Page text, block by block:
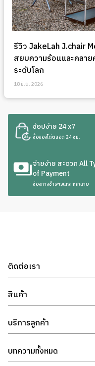
รีวิว JakeLah J.chair
สยบความร้อนและคลา
ระดับโลก
18 มิ.ย. 2026
ช้อปง่าย 24 x7
ซื้อของได้ตลอด 24 ชม.
จ่ายง่าย สะดวก All
of Payment
ช่องทางชำระเงินหลากหลาย
ติดต่อเรา
สินค้า
บริการลูกค้า
บทความทั้งหมด